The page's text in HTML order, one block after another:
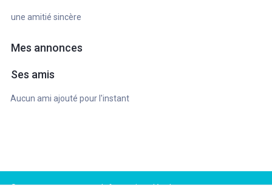
une amitié sincère
Mes annonces
Ses amis
Aucun ami ajouté pour l'instant